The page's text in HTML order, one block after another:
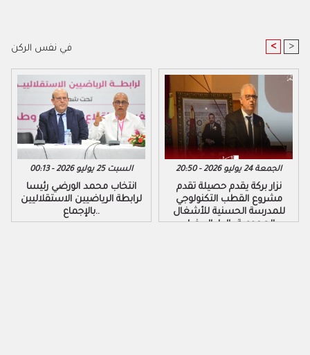
في نفس الركن < >
السبت 25 يوليو 2026 - 00:13
​انتخاب محمد الورضي رئيسا
لرابطة الرياضيين الاستقلاليين
بالإجماع..
الجمعة 24 يوليو 2026 - 20:50
نزار بركة يقدم حصيلة تقدم
مشروع القطب التكنولوجي
للمدرسة الحسنية للأشغال
العمومية بالدار البيضاء